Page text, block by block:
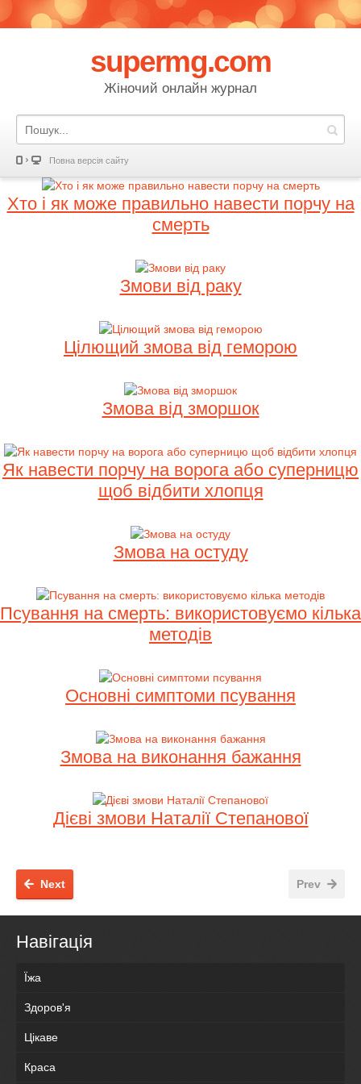
supermg.com
Жіночий онлайн журнал
Повна версія сайту
Хто і як може правильно навести порчу на
смерть
Змови від раку
Цілющий змова від геморою
Змова від зморшок
Як навести порчу на ворога або суперницю
щоб відбити хлопця
Змова на остуду
Псування на смерть: використовуємо кілька
методів
Основні симптоми псування
Змова на виконання бажання
Дієві змови Наталії Степанової
Prev
Next
Навігація
Їжа
Здоров'я
Цікаве
Краса